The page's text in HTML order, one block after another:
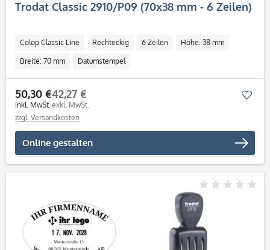
Trodat Classic 2910/P09 (70x38 mm - 6 Zeilen)
Colop Classic Line Rechteckig 6 Zeilen Höhe: 38 mm
Breite: 70 mm Datumstempel
50,30 €
inkl. MwSt.
42,27 €
exkl. MwSt.
zzgl. Versandkosten
Online gestalten